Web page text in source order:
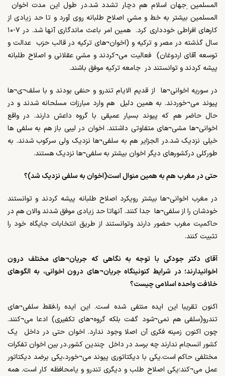
المسلمین ِجهان اسلام هم دچار تشدد شد.در طول این مدت اخوان
المسلمین بیشتر به خط و مشیِ اصلاح طلبانه روی آورد و تا حد زیادی از
کارهای افراطی خودداری کرد. همین امر باعث ماندگاری آنها شد. در ۷-۱۰
سال گذشته در مصر و ترکیه و (اخوان¬های ترکیه در قالب حزب عدالت و
توسعه آقای اردوغان) فعالیت می¬کردند و مشیِ عقلانی و اصلاح طلبانه
پیشه کردند و توانستند در جامعه ترکیه موفق باشند.
در سوریه اخوانی¬ها از قدیم الایام تندرو و حنفی بودند و با سلف¬ی¬ها
پیوند می¬خوردند. به همین دلیل هم وارد مبارزات مسلحانه شدند و در
حال حاضر هم که پیوند بسیار عمیقی با گروه داعش دارند. در واقع
اخوانی¬ها مشی¬های متفاوتی داشتند. اخوان در لیبی باز هم به سلفی ها
خیلی نزدیک شد.در الجزایر هم به سلفی¬ها نزدیک ولی سرکوب شدند. به
طورکلی درکشورهای دیگر اخوان بیشتر به سلفی¬ها نزدیک هستند.
حتی در مغرب هم به همین منوال است(اخوان به سلفی نزدیک شد)؟
در مغرب اخوانی¬ها بیشتر رویکرد اصلاح طلبانه پیشه کردند و توانستند
خودشان را از سلفی¬ها جدا کنند. آنهاتا حد زیادی موفق شدند والان هم در
حاکمیت مغرب حضور دارند وتوانستند از طریق انتخابات جایگاه خود را
تثبیت کنند.
آقای دکتر جودکی با توجه به نگاهی که جریان¬های مختلف درون
اخوانیدارند؛ در شرایط کنونینگاه جریان¬های درون اخوانی، به الگوهای
خلافت واحده اسلامی چیست؟
اکنون تقریبا این ایده منتفی شده است. این ایده را،فقط سلفی¬های
تندرو(سلفی هم نمی¬شود گفت بلکه گروه¬های تکفیری) ادعا می¬کنند.
چون اکنون زمینه فکری آن اصلا وجود ندارد. اخوان حتی در داخل یک
کشور انسجام ندارند چه برسد در داخل چندین کشور.در بین اخوان تفکرات
مختلفی حاکم است.یکی با دیکتاتوری پیوند می¬خورد،یکی برضد دیکتاتور
عمل می¬کند؛یکی اصلاح طلب و دیگری تندرو و یامحافظه کار است. همه